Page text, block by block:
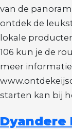
van de
ontdek de
lokale
106 kun je de
meer
starten kan bij
Dyandere